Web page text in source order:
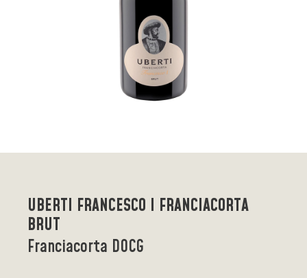
UBERTI FRANCESCO I FRANCIACORTA
BRUT
Franciacorta DOCG